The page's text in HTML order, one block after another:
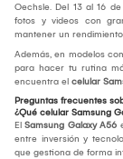
Oechsle. Del 13 al 16
fotos y videos con
mantener un
Además, en modelos
para hacer tu rutina
encuentra el celular
Preguntas frecuentes
¿Qué celular Samsung
El Samsung Galaxy A56
entre inversión y
que gestiona de forma